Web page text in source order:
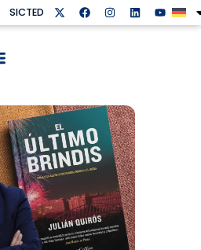
SICTED